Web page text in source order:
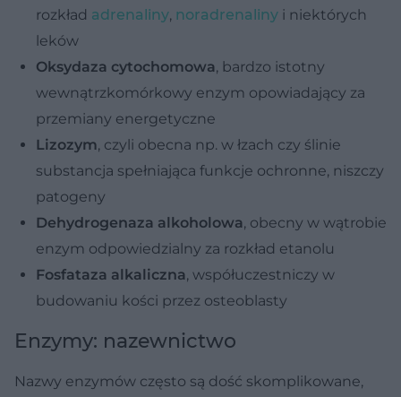
rozkład adrenaliny, noradrenaliny i niektórych
leków
Oksydaza cytochomowa, bardzo istotny
wewnątrzkomórkowy enzym opowiadający za
przemiany energetyczne
Lizozym, czyli obecna np. w łzach czy ślinie
substancja spełniająca funkcje ochronne, niszczy
patogeny
Dehydrogenaza alkoholowa, obecny w wątrobie
enzym odpowiedzialny za rozkład etanolu
Fosfataza alkaliczna, współuczestniczy w
budowaniu kości przez osteoblasty
Enzymy: nazewnictwo
Nazwy enzymów często są dość skomplikowane,